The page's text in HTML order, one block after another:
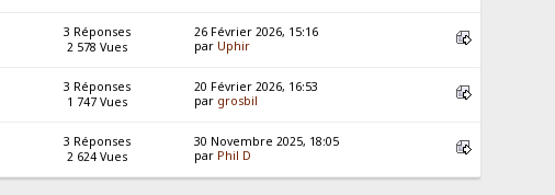
3 Réponses
2 578 Vues
26 Février 2026, 15:16
par Uphir
3 Réponses
1 747 Vues
20 Février 2026, 16:53
par grosbil
3 Réponses
2 624 Vues
30 Novembre 2025, 18:05
par Phil D